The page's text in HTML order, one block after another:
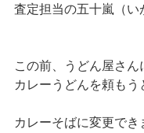
査定担当の五十嵐（い
この前、うどん屋さん
カレーうどんを頼もう
カレーそばに変更でき